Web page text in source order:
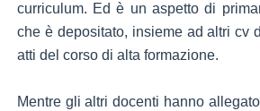
curriculum. Ed è un aspetto di
che è depositato, insieme ad altri cv
atti del corso di alta formazione.
Mentre gli altri docenti hanno